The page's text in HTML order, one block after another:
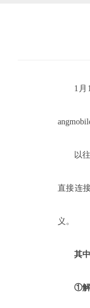
1月
以
直接连
义。
其
①解